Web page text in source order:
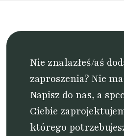
Nie znalazłeś/aś
zaproszenia? Nie
Napisz do nas, a
Ciebie
którego